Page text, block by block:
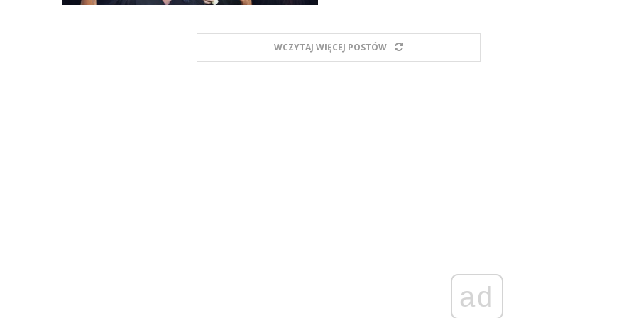
WCZYTAJ WIĘCEJ POSTÓW
ad